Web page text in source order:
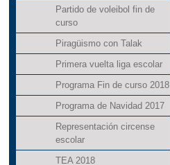
Partido de voleibol fin de
curso
Piragüismo con Talak
Primera vuelta liga escolar
Programa Fin de curso 2018
Programa de Navidad 2017
Representación circense
escolar
TEA 2018